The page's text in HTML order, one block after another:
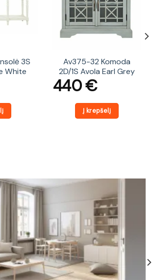
3S
White
Av375-32 Komoda
2D/1S Avola Earl Grey
440€
Į krepšelį